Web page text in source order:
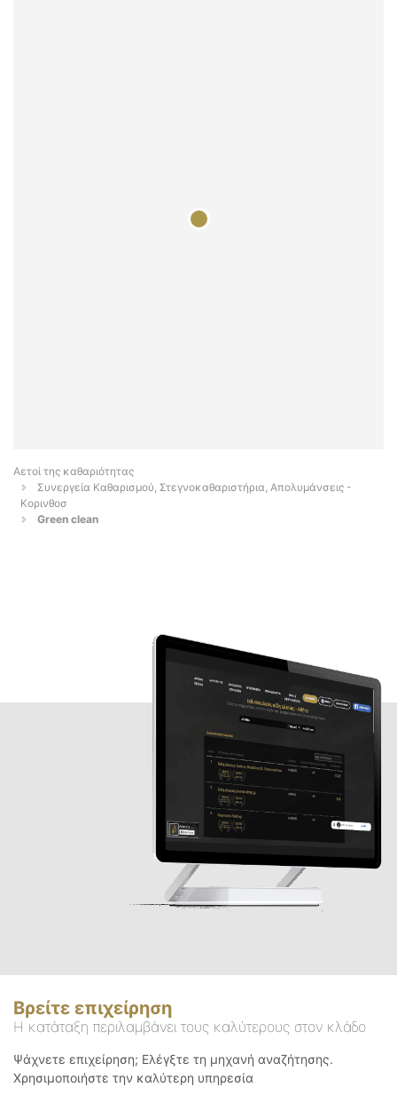
Αετοί της καθαριότητας
Συνεργεία Καθαρισμού, Στεγνοκαθαριστήρια, Απολυμάνσεις -
Κορινθοσ
Green clean
Βρείτε επιχείρηση
Η κατάταξη περιλαμβάνει τους καλύτερους στον κλάδο
Ψάχνετε επιχείρηση; Ελέγξτε τη μηχανή αναζήτησης.
Χρησιμοποιήστε την καλύτερη υπηρεσία